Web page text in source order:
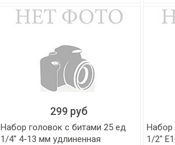
299 руб
Набор головок с битами 25 ед
1/4" 4-13 мм удлиненная
Набор
1/2"